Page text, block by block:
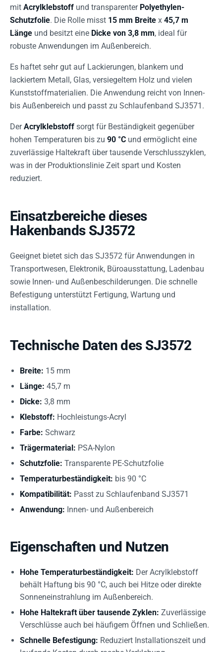
mit Acrylklebstoff und transparenter Polyethylen-
Schutzfolie. Die Rolle misst 15 mm Breite x 45,7 m
Länge und besitzt eine Dicke von 3,8 mm, ideal für
robuste Anwendungen im Außenbereich.
Es haftet sehr gut auf Lackierungen, blankem und
lackiertem Metall, Glas, versiegeltem Holz und vielen
Kunststoffmaterialien. Die Anwendung reicht von Innen-
bis Außenbereich und passt zu Schlaufenband SJ3571.
DerAcrylklebstoff sorgt für Beständigkeit gegenüber
hohen Temperaturen bis zu 90 °C und ermöglicht eine
zuverlässige Haltekraft über tausende Verschlusszyklen,
was in der Produktionslinie Zeit spart und Kosten
reduziert.
Einsatzbereiche dieses
Hakenbands SJ3572
Geeignet bietet sich das SJ3572 für Anwendungen in
Transportwesen, Elektronik, Büroausstattung, Ladenbau
sowie Innen- und Außenbeschilderungen. Die schnelle
Befestigung unterstützt Fertigung, Wartung und
installation.
Technische Daten des SJ3572
Breite: 15 mm
Länge: 45,7 m
Dicke: 3,8 mm
Klebstoff: Hochleistungs-Acryl
Farbe: Schwarz
Trägermaterial: PSA-Nylon
Schutzfolie: Transparente PE-Schutzfolie
Temperaturbeständigkeit: bis 90 °C
Kompatibilität: Passt zu Schlaufenband SJ3571
Anwendung: Innen- und Außenbereich
Eigenschaften und Nutzen
Hohe Temperaturbeständigkeit: Der Acrylklebstoff
behält Haftung bis 90 °C, auch bei Hitze oder direkte
Sonneneinstrahlung im Außenbereich.
Hohe Haltekraft über tausende Zyklen: Zuverlässige
Verschlüsse auch bei häufigem Öffnen und Schließen.
Schnelle Befestigung: Reduziert Installationszeit und